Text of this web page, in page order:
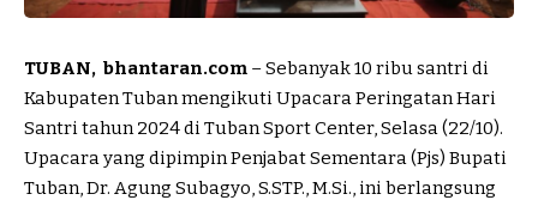
TUBAN, bhantaran.com – Sebanyak 10 ribu santri di
Kabupaten Tuban mengikuti Upacara Peringatan Hari
Santri tahun 2024 di Tuban Sport Center, Selasa (22/10).
Upacara yang dipimpin Penjabat Sementara (Pjs) Bupati
Tuban, Dr. Agung Subagyo, S.STP., M.Si., ini berlangsung